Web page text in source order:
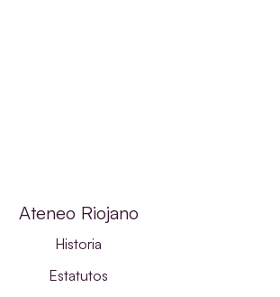
Ateneo Riojano
Historia
Estatutos